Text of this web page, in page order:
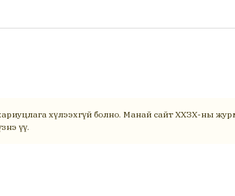
хүлээхгүй болно. Манай сайт ХХЗХ-ны
үү.